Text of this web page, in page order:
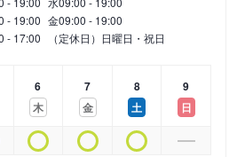
- 19:00 金09:00 - 19:00
- 17:00 （定休日）日曜日・祝日
6
木
7
金
8
土
9
日